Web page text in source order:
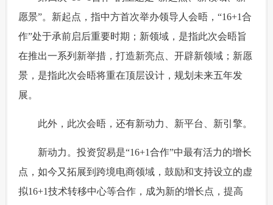
愿景”。新起点，指中方首次举办领导人会晤，“16+1合
作”处于承前启后重要时期；新领域，是指此次会晤旨
在推出一系列新举措，打造新亮点、开辟新领域；新愿
景，是指此次会晤将重在顶层设计，规划未来五年发
展。
此外，此次会晤，还有新动力、新平台、新引擎。
新动力。投资贸易是“16+1合作”中最有活力的增长
点，如今又拓展到跨境电商领域，鼓励和支持设立的虚
拟16+1技术转移中心等合作，成为新的增长点，提高